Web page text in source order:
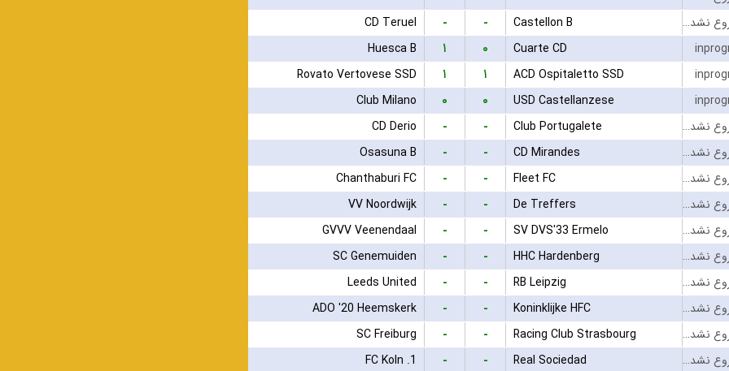
CD Teruel
- - Castellon B بازی شروع نشده است
Huesca B
۱ ۰ Cuarte CD
Rovato Vertovese SSD
۱ ۱ ACD Ospitaletto SSD
Club Milano
۰ ۰ USD Castellanzese
CD Derio
- - Club Portugalete بازی شروع نشده است
Osasuna B
- - CD Mirandes بازی شروع نشده است
Chanthaburi FC
- - Fleet FC بازی شروع نشده است
VV Noordwijk
- - De Treffers بازی شروع نشده است
GVVV Veenendaal
- - SV DVS'33 Ermelo بازی شروع نشده است
SC Genemuiden
- - HHC Hardenberg بازی شروع نشده است
Leeds United
- - RB Leipzig بازی شروع نشده است
ADO '20 Heemskerk
- - Koninklijke HFC بازی شروع نشده است
SC Freiburg
- - Racing Club Strasbourg بازی شروع نشده است
1. FC Koln
- - Real Sociedad بازی شروع نشده است